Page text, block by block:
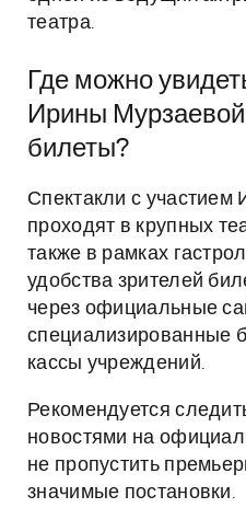
театра.
Где можно
Ирины Мурзаевой
билеты?
Спектакли с
проходят в крупных
также в рамках
удобства зрителей
через официальные
специализированные
кассы учреждений.
Рекомендуется
новостями на
не пропустить
значимые постановки.